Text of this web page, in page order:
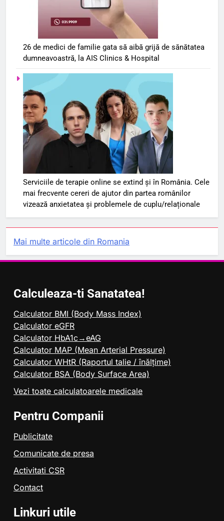
26 de medici de familie gata să aibă grijă de sănătatea
dumneavoastră, la AIS Clinics & Hospital
Serviciile de terapie online se extind și în România. Cele
mai frecvente cereri de ajutor din partea românilor
vizează anxietatea și problemele de cuplu/relaționale
Mai multe articole din Romania
Calculeaza-ti Sanatatea!
Calculator BMI (Body Mass Index)
Calculator eGFR
Calculator HbA1c→eAG
Calculator MAP (Mean Arterial Pressure)
Calculator WHtR (Raportul talie / înălțime)
Calculator BSA (Body Surface Area)
Vezi toate calculatoarele medicale
Pentru Companii
Publicitate
Comunicate de presa
Activitati CSR
Contact
Linkuri utile